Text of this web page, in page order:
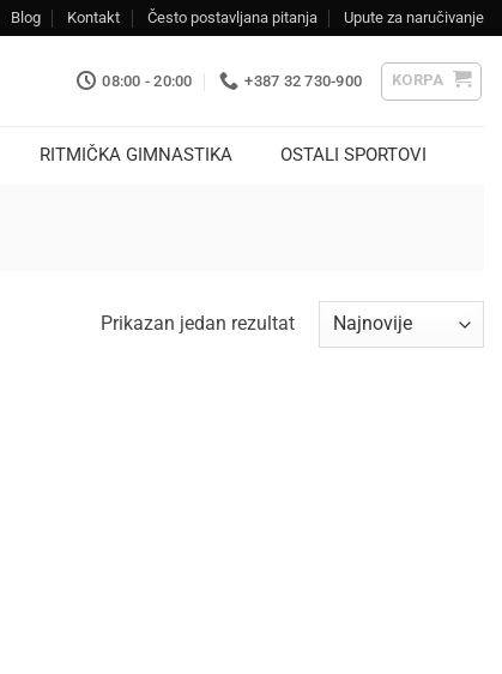
Blog Kontakt Često postavljana pitanja Upute za naručivanje
08:00 - 20:00 +387 32 730-900 KORPA
RITMIČKA GIMNASTIKA OSTALI SPORTOVI
Prikazan jedan rezultat